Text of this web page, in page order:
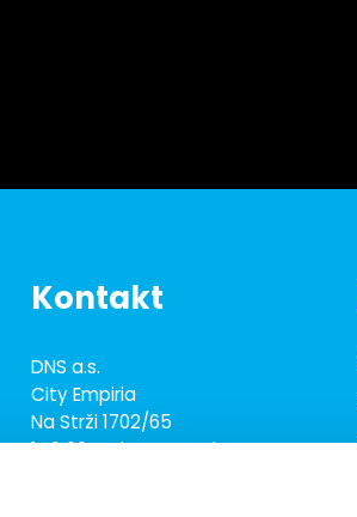
Kontakt
DNS a.s.
City Empiria
Na Strži 1702/65
140 00 Praha 4 - Nusle